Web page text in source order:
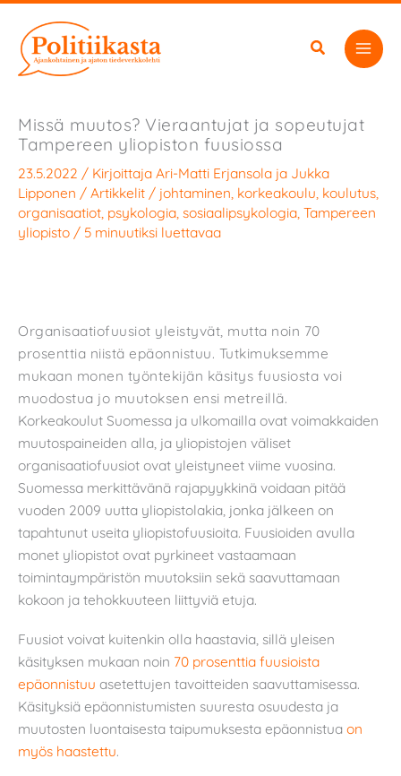
sisältöön
Missä muutos? Vieraantujat ja sopeutujat
Tampereen yliopiston fuusiossa
23.5.2022 / Kirjoittaja Ari-Matti Erjansola ja Jukka
Lipponen / Artikkelit / johtaminen korkeakoulu koulutus
organisaatiot psykologia sosiaalipsykologia Tampereen
yliopisto / 5 minuutiksi luettavaa
Organisaatiofuusiot yleistyvät, mutta noin 70
prosenttia niistä epäonnistuu. Tutkimuksemme
mukaan monen työntekijän käsitys fuusiosta voi
muodostua jo muutoksen ensi metreillä.
Korkeakoulut Suomessa ja ulkomailla ovat voimakkaiden
muutospaineiden alla, ja yliopistojen väliset
organisaatiofuusiot ovat yleistyneet viime vuosina.
Suomessa merkittävänä rajapyykkinä voidaan pitää
vuoden 2009 uutta yliopistolakia, jonka jälkeen on
tapahtunut useita yliopistofuusioita. Fuusioiden avulla
monet yliopistot ovat pyrkineet vastaamaan
toimintaympäristön muutoksiin sekä saavuttamaan
kokoon ja tehokkuuteen liittyviä etuja.
Fuusiot voivat kuitenkin olla haastavia, sillä yleisen
käsityksen mukaan noin 70 prosenttia fuusioista
epäonnistuu asetettujen tavoitteiden saavuttamisessa.
Käsityksiä epäonnistumisten suuresta osuudesta ja
muutosten luontaisesta taipumuksesta epäonnistua on
myös haastettu.